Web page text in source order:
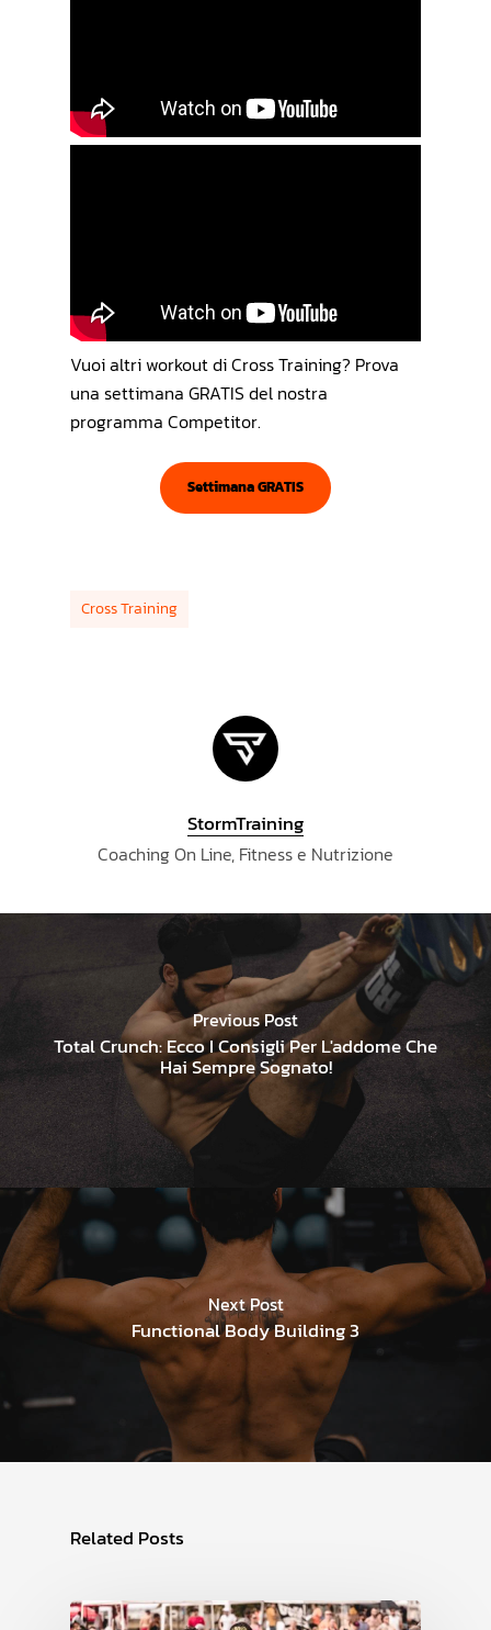
Vuoi altri workout di Cross Training? Prova
una settimana GRATIS del nostra
programma Competitor.
Settimana GRATIS
Cross Training
StormTraining
Coaching On Line, Fitness e Nutrizione
Previous Post
Total Crunch: Ecco I Consigli Per L'addome Che
Hai Sempre Sognato!
Next Post
Functional Body Building 3
Related Posts